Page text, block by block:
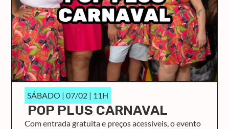
SÁBADO | 07/02 | 11H
POP PLUS CARNAVAL
Com entrada gratuita e preços acessíveis, o evento